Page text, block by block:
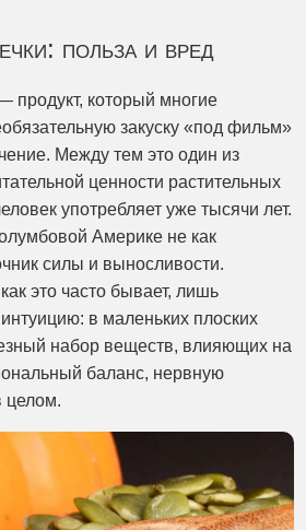
польза и вред
продукт, который многие
закуску «под фильм»
Между тем это один из
ценности растительных
употребляет уже тысячи лет.
Америке не как
силы и выносливости.
это часто бывает, лишь
в маленьких плоских
набор веществ, влияющих на
баланс, нервную
целом.